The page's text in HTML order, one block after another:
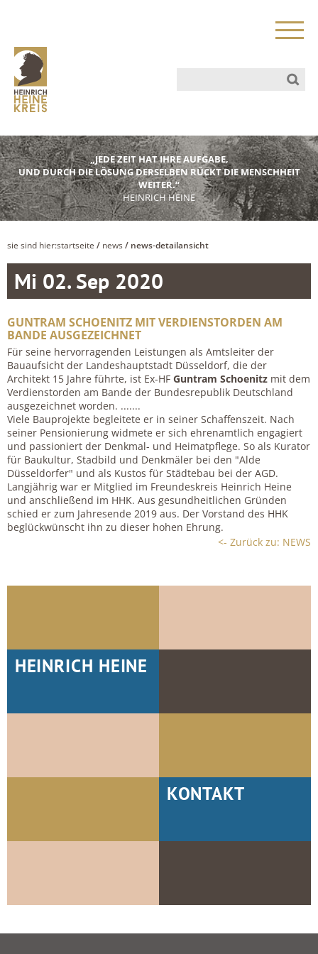
„JEDE ZEIT HAT IHRE AUFGABE,
UND DURCH DIE LÖSUNG DERSELBEN RÜCKT DIE MENSCHHEIT
WEITER.“
HEINRICH HEINE
sie sind hier:startseite / news/ news-detailansicht
Mi 02. Sep 2020
GUNTRAM SCHOENITZ MIT VERDIENSTORDEN AM
BANDE AUSGEZEICHNET
Für seine hervorragenden Leistungen als Amtsleiter der
Bauaufsicht der Landeshauptstadt Düsseldorf, die der
Architekt 15 Jahre führte, ist Ex-HF Guntram Schoenitz mit dem
Verdienstorden am Bande der Bundesrepublik Deutschland
ausgezeichnet worden. .......
Viele Bauprojekte begleitete er in seiner Schaffenszeit. Nach
seiner Pensionierung widmete er sich ehrenamtlich engagiert
und passioniert der Denkmal- und Heimatpflege. So als Kurator
für Baukultur, Stadbild und Denkmäler bei den "Alde
Düsseldorfer" und als Kustos für Städtebau bei der AGD.
Langjährig war er Mitglied im Freundeskreis Heinrich Heine
und anschließend im HHK. Aus gesundheitlichen Gründen
schied er zum Jahresende 2019 aus. Der Vorstand des HHK
beglückwünscht ihn zu dieser hohen Ehrung.
<- Zurück zu: NEWS
HEINRICH HEINE
KONTAKT